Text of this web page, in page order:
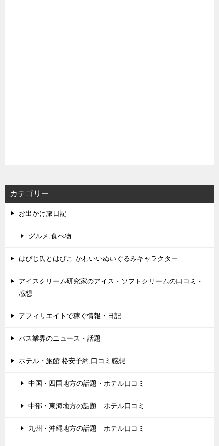
カテゴリー
お出かけ旅日記
グルメ,食べ物
はぴじ氏とはぴこ かわいいぬいぐるみキャラクター
アイスクリーム研究家のアイス・ソフトクリームの口コミ・
感想
アフィリエイトで稼ぐ情報・日記
バス業界のニュース・話題
ホテル・旅館 格安予約,口コミ感想
中国・四国地方の話題・ホテル口コミ
中部・東海地方の話題 ホテル口コミ
九州・沖縄地方の話題 ホテル口コミ